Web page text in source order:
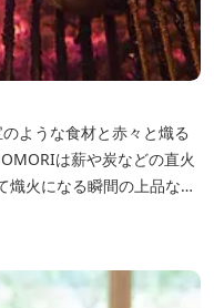
熾火になる瞬間の上品な香
質な牛肉を塊でじっくり
繊細さと豪快さをコース
ンスで活躍するシェフ・手